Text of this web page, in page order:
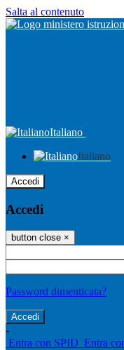
Salta al contenuto
Italiano
Italiano
Accedi
Accedi
button close ×
Password dimenticata?
-
Entra con SPID Entra